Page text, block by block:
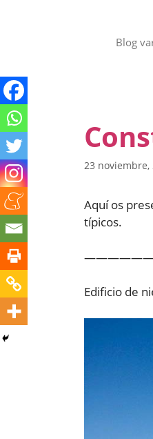
Blog
23 noviembre,
Aquí os
típicos.
Edificio de